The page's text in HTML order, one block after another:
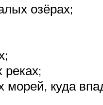
озёрах;
морей, куда